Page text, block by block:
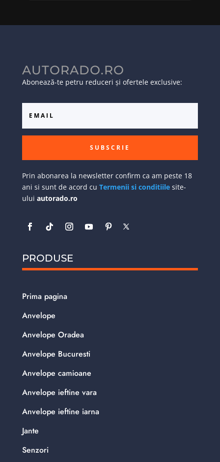
AUTORADO.RO
Abonează-te petru reduceri și ofertele exclusive:
SUBSCRIE
Prin abonarea la newsletter confirm ca am peste 18
ani si sunt de acord cu Termenii si conditiilesite-
ului autorado.ro
PRODUSE
Prima pagina
Anvelope
Anvelope Oradea
Anvelope Bucuresti
Anvelope camioane
Anvelope ieftine vara
Anvelope ieftine iarna
Jante
Senzori